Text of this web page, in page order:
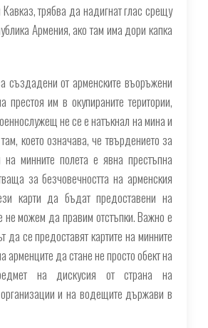
трябва да надигнат глас срещу
Армения, ако там има дори капка
създадени от арменските въоръжени
им в окупираните територии,
не се е натъкнал на мина и
което означава, че твърдението за
на минните полета е явна престъпна
за безчовечността на арменския
карти да бъдат предоставени на
можем да правим отстъпки. Важно е
да се предоставят картите на минните
арменците да стане не просто обект на
на дискусия от страна на
и на водещите държави в